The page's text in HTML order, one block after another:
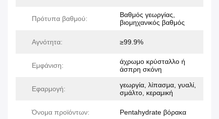
Πρότυπα βαθμού:
Βαθμός γεωργίας,
βιομηχανικός βαθμός
Αγνότητα: ≥99.9%
Εμφάνιση:
άχρωμο κρύσταλλο ή
άσπρη σκόνη
Εφαρμογή:
γεωργία, λίπασμα, γυαλί,
σμάλτο, κεραμική
Όνομα προϊόντων: Pentahydrate βόρακα